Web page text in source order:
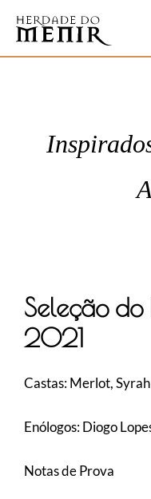
main
para
o Herdade
Alentejo
Seleção do
2021
Castas: Merlot,
Enólogos: Diogo
Notas de Prova